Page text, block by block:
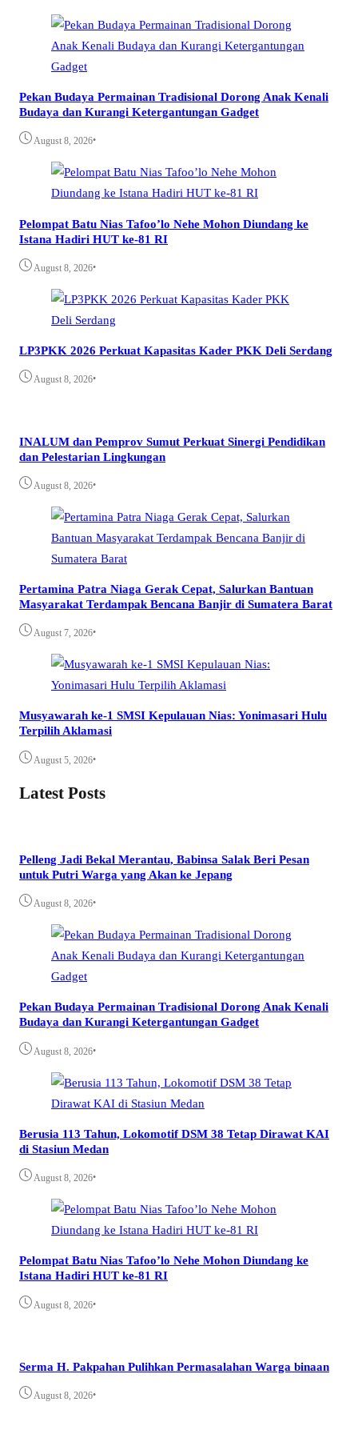
Pekan Budaya Permainan Tradisional Dorong Anak Kenali
Budaya dan Kurangi Ketergantungan Gadget
August 8, 2026•
Pelompat Batu Nias Tafoo’lo Nehe Mohon Diundang ke
Istana Hadiri HUT ke-81 RI
August 8, 2026•
LP3PKK 2026 Perkuat Kapasitas Kader PKK Deli Serdang
August 8, 2026•
INALUM dan Pemprov Sumut Perkuat Sinergi Pendidikan
dan Pelestarian Lingkungan
August 8, 2026•
Pertamina Patra Niaga Gerak Cepat, Salurkan Bantuan
Masyarakat Terdampak Bencana Banjir di Sumatera Barat
August 7, 2026•
Musyawarah ke-1 SMSI Kepulauan Nias: Yonimasari Hulu
Terpilih Aklamasi
August 5, 2026•
Latest Posts
Pelleng Jadi Bekal Merantau, Babinsa Salak Beri Pesan
untuk Putri Warga yang Akan ke Jepang
August 8, 2026•
Pekan Budaya Permainan Tradisional Dorong Anak Kenali
Budaya dan Kurangi Ketergantungan Gadget
August 8, 2026•
Berusia 113 Tahun, Lokomotif DSM 38 Tetap Dirawat KAI
di Stasiun Medan
August 8, 2026•
Pelompat Batu Nias Tafoo’lo Nehe Mohon Diundang ke
Istana Hadiri HUT ke-81 RI
August 8, 2026•
Serma H. Pakpahan Pulihkan Permasalahan Warga binaan
August 8, 2026•